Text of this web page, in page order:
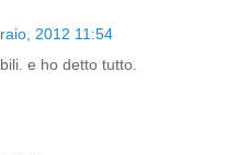
2012 11:54
e ho detto tutto.